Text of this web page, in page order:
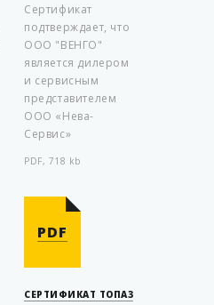
Сертификат
подтверждает, что
ООО "ВЕНГО"
является дилером
и сервисным
представителем
ООО «Нева-
Сервис»
PDF, 718 kb
PDF
СЕРТИФИКАТ ТОПАЗ